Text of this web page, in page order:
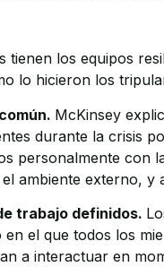
tienen los equipos
lo hicieron los
McKinsey
durante la crisis
personalmente con
ambiente externo, y
trabajo definidos.
el que todos los
a interactuar en